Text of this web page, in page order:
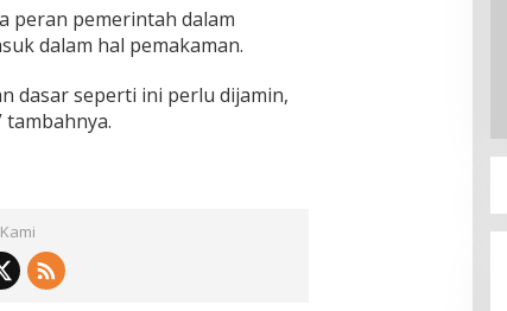
peran pemerintah dalam
dalam hal pemakaman.
dasar seperti ini perlu dijamin,
tambahnya.